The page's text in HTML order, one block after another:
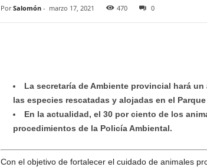
Por Salomón- marzo 17, 2021 470 0
La secretaría de Ambiente provincial hará
las especies rescatadas y alojadas en el
En la actualidad, el 30 por ciento de los
procedimientos de la Policía Ambiental.
Con el objetivo de fortalecer el cuidado de animales